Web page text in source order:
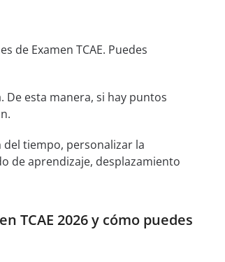
de Examen TCAE. Puedes
esta manera, si hay puntos
tiempo, personalizar la
de aprendizaje, desplazamiento
TCAE 2026 y cómo puedes